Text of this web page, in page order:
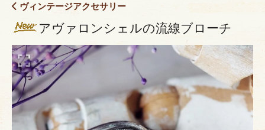
ヴィンテージアクセサリー
アヴァロンシェルの流線ブローチ